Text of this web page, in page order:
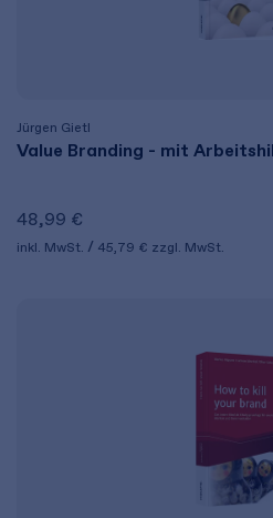
Jürgen Gietl
Value Branding - mit
48,99 €
inkl. MwSt. 45,79 € zzgl. MwSt.